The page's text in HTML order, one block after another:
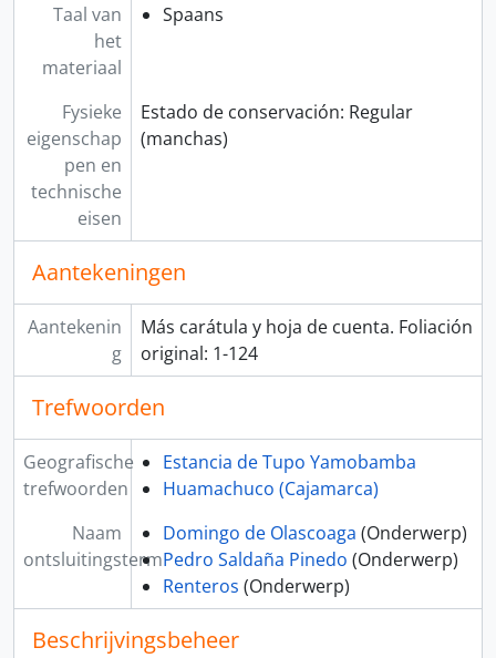
Taal van
het
materiaal
Spaans
Fysieke
eigenschap
pen en
technische
eisen
Estado de conservación: Regular
(manchas)
Aantekeningen
Aantekenin
g
Más carátula y hoja de cuenta. Foliación
original: 1-124
Trefwoorden
Geografische
trefwoorden
Estancia de Tupo Yamobamba
Huamachuco (Cajamarca)
Naam
ontsluitingsterm
Domingo de Olascoaga (Onderwerp)
Pedro Saldaña Pinedo (Onderwerp)
Renteros (Onderwerp)
Beschrijvingsbeheer